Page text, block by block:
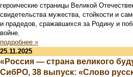
героические страницы Великой
свидетельства мужества, стойкости и
и прадедов, сражавшихся за Родину и
войне.
подробнее »
25.11.2025
«Россия — страна великого
СибРО, 38 выпуск: «Слово